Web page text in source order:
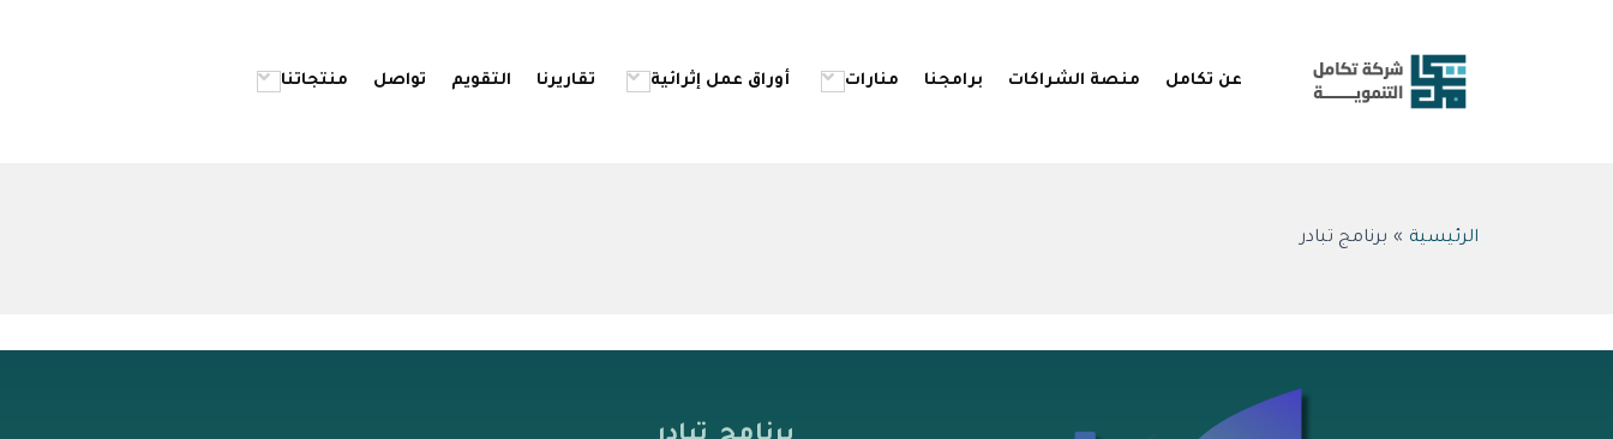
عن تكامل منصة الشراكات برامجنا منارات أوراق عمل إثرائية تقاريرنا التقويم تواصل منتجاتنا
الرئيسية برنامج تبادر